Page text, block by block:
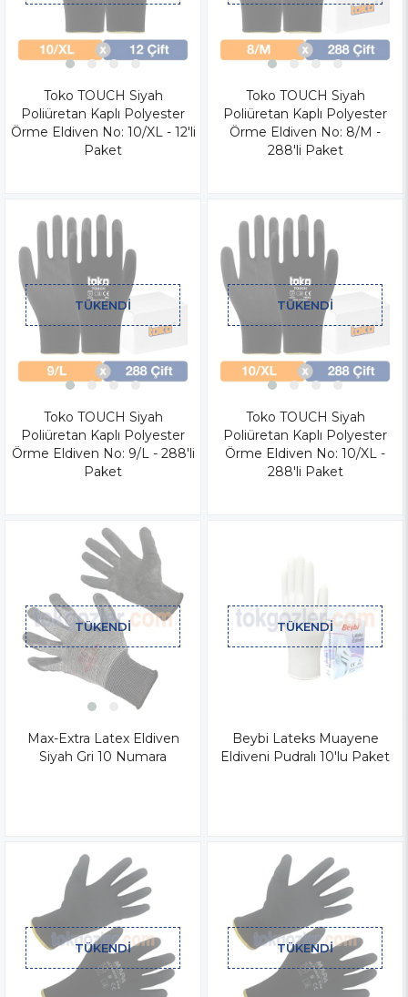
Toko TOUCH Siyah
Poliüretan Kaplı Polyester
Örme Eldiven No: 10/XL - 12'li
Paket
Toko TOUCH Siyah
Poliüretan Kaplı Polyester
Örme Eldiven No: 8/M -
288'li Paket
TÜKENDI
Toko TOUCH Siyah
Poliüretan Kaplı Polyester
Örme Eldiven No: 9/L - 288'li
Paket
TÜKENDI
Toko TOUCH Siyah
Poliüretan Kaplı Polyester
Örme Eldiven No: 10/XL -
288'li Paket
TÜKENDI
Max-Extra Latex Eldiven
Siyah Gri 10 Numara
TÜKENDI
Beybi Lateks Muayene
Eldiveni Pudralı 10'lu Paket
TÜKENDI TÜKENDI